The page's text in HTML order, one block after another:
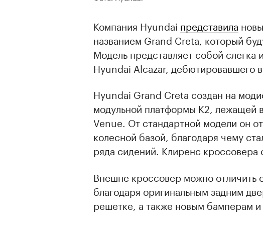
Компания Hyundai представила
названием Grand Creta, который
Модель представляет собой
Hyundai Alcazar, дебютировавшего
Hyundai Grand Creta создан на
модульной платформы K2, лежащей
Venue. От стандартной модели он
колесной базой, благодаря чему
ряда сидений. Клиренс
Внешне кроссовер можно отличить
благодаря оригинальным задним
решетке, а также новым бамперам